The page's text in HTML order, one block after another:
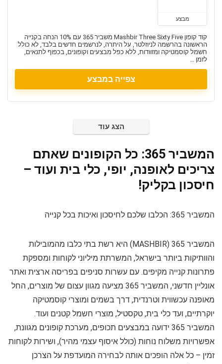
מבצע
קוד קופון Mashbir Three Sixty Five משביר 365 עם 10% הנחה בקנייה
הראשונה בהרשמה לניוזלטר, על היתרה, לנרשמים חדשים בלבד, לא כולל
חשמל קוסמטיקה ומזוודות, ללא כפל מבצעים וקופונים, בכפוף לתנאים,
לזמן ...
צפייה במבצע
הצג עוד
המשביר 365: כל הקופונים שאתם
צריכים לאופנה, יופי, כלי בית ועוד –
חיסכון בקליק!
המשביר 365: הכלבו שלכם לחיסכון ואיכות בכל קנייה
המשביר 365 (MASHBIR) היא רשת בתי כלבו מהמובילות
והוותיקות ביותר בישראל, המשרתת מיליוני לקוחות ומספקת
פתרונות קנייה מקיפים. עם עשרות סניפים בפריסה ארצית ואתר
אונליין חדשני, המשביר 365 מציעה מגוון עצום של מוצרים, החל
מאופנה עכשווית וטרנדית, דרך בשמים ומוצרי קוסמטיקה
יוקרתיים, ועד כלי בית, טקסטיל, מוצרי חשמל קטנים ועוד.
המשביר 365 ידועה במבצעים תכופים, מערכת קופונים מגוונת,
אפשרויות משלוח נוחות (כולל איסוף עצמי מהיר), ושירות לקוחות
זמין – כל אלה הופכים אותה לבחירה המועדפת על הצרכן